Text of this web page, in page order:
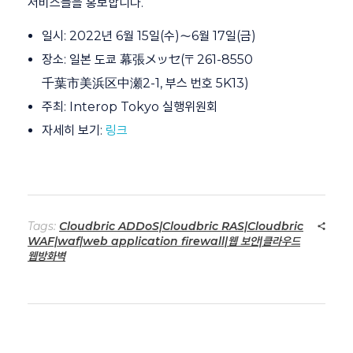
일시: 2022년 6월 15일(수)～6월 17일(금)
장소: 일본 도쿄 幕張メッセ(〒261-8550
千葉市美浜区中瀬2-1, 부스 번호 5K13)
주최: Interop Tokyo 실행위원회
자세히 보기: 링크
Tags: Cloudbric ADDoS|Cloudbric RAS|Cloudbric
WAF|waf|web application firewall|웹 보안|클라우드
웹방화벽